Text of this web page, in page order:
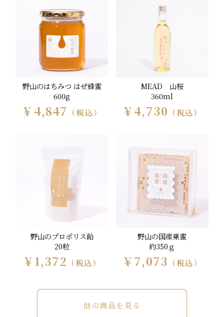
野山のはちみつ はぜ蜂蜜
600g
￥4,847 （税込）
MEAD 山桜
360ml
￥4,730 （税込）
野山のプロポリス飴
20粒
￥1,372 （税込）
野山の国産巣蜜
約350ｇ
￥7,073 （税込）
他の商品を見る